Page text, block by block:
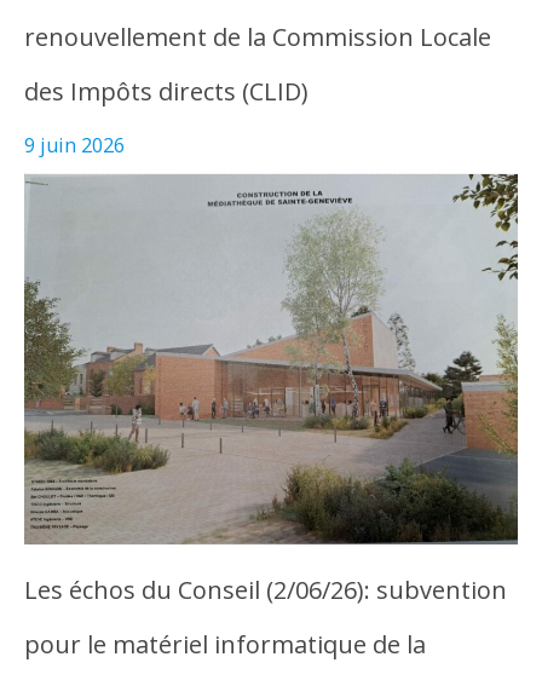
renouvellement de la Commission Locale
des Impôts directs (CLID)
9 juin 2026
Les échos du Conseil (2/06/26): subvention
pour le matériel informatique de la